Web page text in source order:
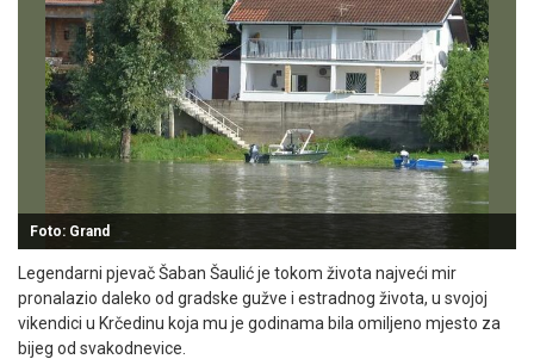
Foto: Grand
Legendarni pjevač Šaban Šaulić je tokom života najveći mir
pronalazio daleko od gradske gužve i estradnog života, u svojoj
vikendici u Krčedinu koja mu je godinama bila omiljeno mjesto za
bijeg od svakodnevice.